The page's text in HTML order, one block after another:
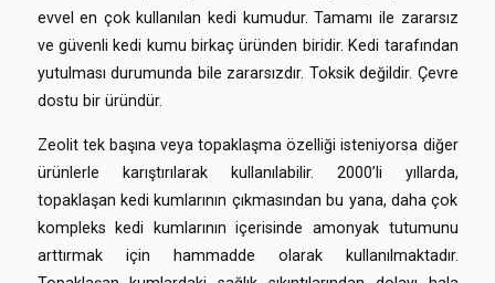
evvel en çok kullanılan kedi kumudur. Tamamı ile zararsız
ve güvenli kedi kumu birkaç üründen biridir. Kedi tarafından
yutulması durumunda bile zararsızdır. Toksik değildir. Çevre
dostu bir üründür.
Zeolit tek başına veya topaklaşma özelliği isteniyorsa diğer
ürünlerle karıştırılarak kullanılabilir. 2000’li yıllarda,
topaklaşan kedi kumlarının çıkmasından bu yana, daha çok
kompleks kedi kumlarının içerisinde amonyak tutumunu
arttırmak için hammadde olarak kullanılmaktadır.